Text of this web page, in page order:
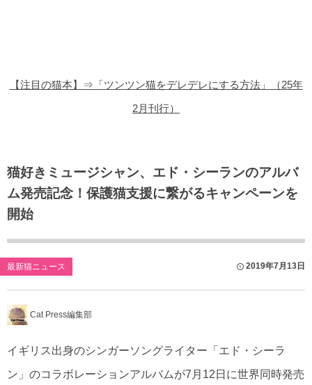
【注目の猫本】⇒「ツンツン猫をデレデレにする方法」（25年
2月刊行）
猫好きミュージシャン、エド・シーランのアルバ
ム発売記念！保護猫支援に繋がるキャンペーンを
開始
最新猫ニュース 2019年7月13日
Cat Press編集部
イギリス出身のシンガーソングライター「エド・シーラ
ン」のコラボレーションアルバムが7月12日に世界同時発売
猫のゲーム・アプリ
猫のフリー写真素材